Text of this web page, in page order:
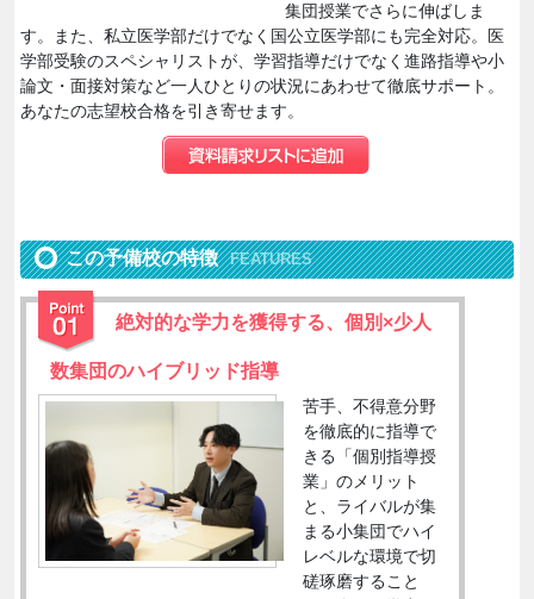
集団授業でさらに伸ばしま
す。また、私立医学部だけでなく国公立医学部にも完全対応。医
学部受験のスペシャリストが、学習指導だけでなく進路指導や小
論文・面接対策など一人ひとりの状況にあわせて徹底サポート。
あなたの志望校合格を引き寄せます。
この予備校の特徴 FEATURES
絶対的な学力を獲得する、個別×少人
数集団のハイブリッド指導
苦手、不得意分野
を徹底的に指導で
きる「個別指導授
業」のメリット
と、ライバルが集
まる小集団でハイ
レベルな環境で切
磋琢磨すること